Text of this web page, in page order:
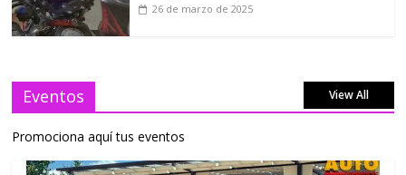
26 de marzo de 2025
Eventos View All
Promociona aquí tus eventos